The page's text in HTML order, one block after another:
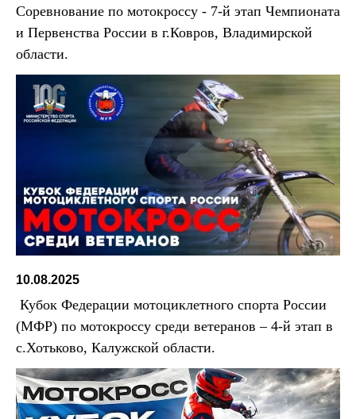
Соревнование по мотокроссу - 7-й этап Чемпионата
и Первенства России в г.Ковров, Владимирской
области.
10.08.2025
Кубок Федерации мотоциклетного спорта России
(МФР) по мотокроссу среди ветеранов – 4-й этап в
с.Хотьково, Калужской области.